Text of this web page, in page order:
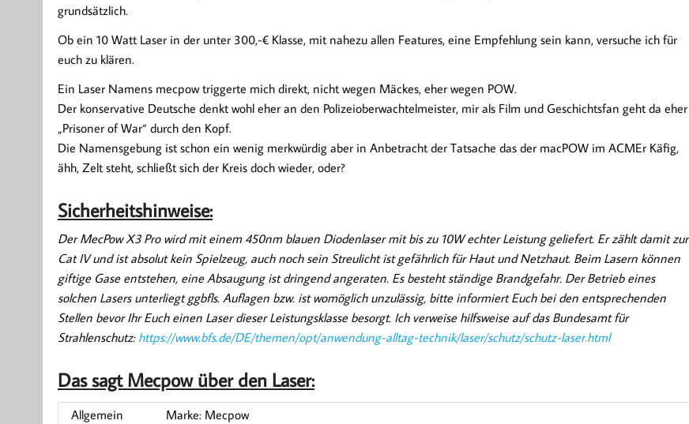
grundsätzlich.
Ob ein 10 Watt Laser in der unter 300,-€ Klasse, mit nahezu allen Features, eine Empfehlung sein kann, versuche ich für
euch zu klären.
Ein Laser Namens mecpow triggerte mich direkt, nicht wegen Mäckes, eher wegen POW.
Der konservative Deutsche denkt wohl eher an den Polizeioberwachtelmeister, mir als Film und Geschichtsfan geht da eher
„Prisoner of War“ durch den Kopf.
Die Namensgebung ist schon ein wenig merkwürdig aber in Anbetracht der Tatsache das der macPOW im ACMEr Käfig,
ähh, Zelt steht, schließt sich der Kreis doch wieder, oder?
Sicherheitshinweise:
Der MecPow X3 Pro wird mit einem 450nm blauen Diodenlaser mit bis zu 10W echter Leistung geliefert. Er zählt damit zur
Cat IV und ist absolut kein Spielzeug, auch noch sein Streulicht ist gefährlich für Haut und Netzhaut. Beim Lasern können
giftige Gase entstehen, eine Absaugung ist dringend angeraten. Es besteht ständige Brandgefahr. Der Betrieb eines
solchen Lasers unterliegt ggbfls. Auflagen bzw. ist womöglich unzulässig, bitte informiert Euch bei den entsprechenden
Stellen bevor Ihr Euch einen Laser dieser Leistungsklasse besorgt. Ich verweise hilfsweise auf das Bundesamt für
Strahlenschutz: https://www.bfs.de/DE/themen/opt/anwendung-alltag-technik/laser/schutz/schutz-laser.html
Das sagt Mecpow über den Laser:
Allgemein
Marke: Mecpow